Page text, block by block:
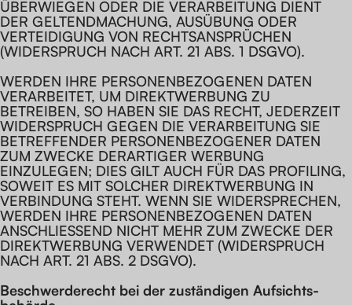
ÜBERWIEGEN ODER DIE VERARBEITUNG DIENT
DER GELTENDMACHUNG, AUSÜBUNG ODER
VERTEIDIGUNG VON RECHTSANSPRÜCHEN
(WIDERSPRUCH NACH ART. 21 ABS. 1 DSGVO).
WERDEN IHRE PERSONENBEZOGENEN DATEN
VERARBEITET, UM DIREKTWERBUNG ZU
BETREIBEN, SO HABEN SIE DAS RECHT, JEDERZEIT
WIDERSPRUCH GEGEN DIE VERARBEITUNG SIE
BETREFFENDER PERSONENBEZOGENER DATEN
ZUM ZWECKE DERARTIGER WERBUNG
EINZULEGEN; DIES GILT AUCH FÜR DAS PROFILING,
SOWEIT ES MIT SOLCHER DIREKTWERBUNG IN
VERBINDUNG STEHT. WENN SIE WIDERSPRECHEN,
WERDEN IHRE PERSONENBEZOGENEN DATEN
ANSCHLIESSEND NICHT MEHR ZUM ZWECKE DER
DIREKTWERBUNG VERWENDET (WIDERSPRUCH
NACH ART. 21 ABS. 2 DSGVO).
Beschwerde­recht bei der zuständigen Aufsichts­